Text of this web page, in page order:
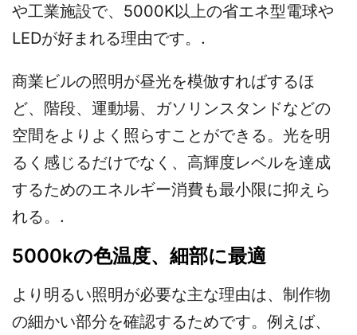
や工業施設で、5000K以上の省エネ型電球や
LEDが好まれる理由です。.
商業ビルの照明が昼光を模倣すればするほ
ど、階段、運動場、ガソリンスタンドなどの
空間をよりよく照らすことができる。光を明
るく感じるだけでなく、高輝度レベルを達成
するためのエネルギー消費も最小限に抑えら
れる。.
5000kの色温度、細部に最適
より明るい照明が必要な主な理由は、制作物
の細かい部分を確認するためです。例えば、